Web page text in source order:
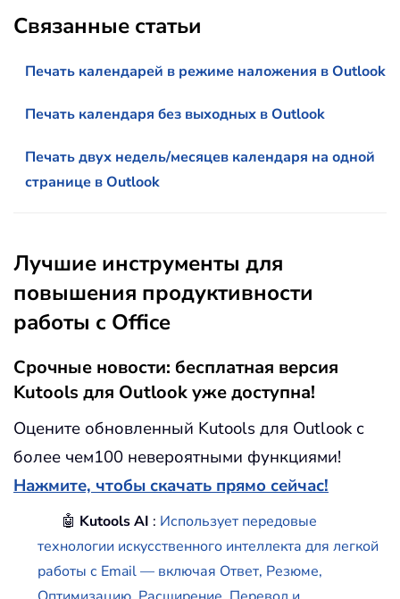
Связанные статьи
Печать календарей в режиме наложения в Outlook
Печать календаря без выходных в Outlook
Печать двух недель/месяцев календаря на одной
странице в Outlook
Лучшие инструменты для
повышения продуктивности
работы с Office
Срочные новости: бесплатная версия
Kutools для Outlook уже доступна!
Оцените обновленный Kutools для Outlook с
более чем100 невероятными функциями!
Нажмите, чтобы скачать прямо сейчас!
🤖 Kutools AI : Использует передовые
технологии искусственного интеллекта для легкой
работы с Email — включая Ответ, Резюме,